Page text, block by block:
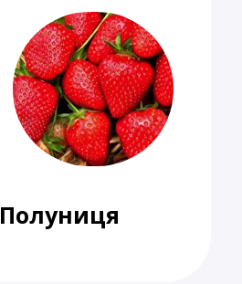
Полуниця